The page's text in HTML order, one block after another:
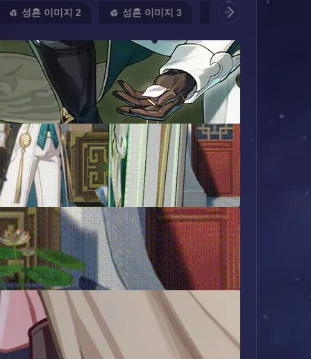
성혼 이미지 2 성혼 이미지 3 성혼 이미지 4